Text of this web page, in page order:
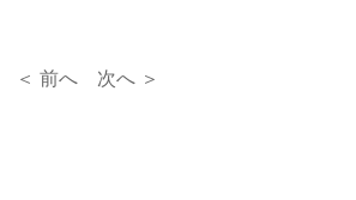
＜ 前へ 次へ ＞